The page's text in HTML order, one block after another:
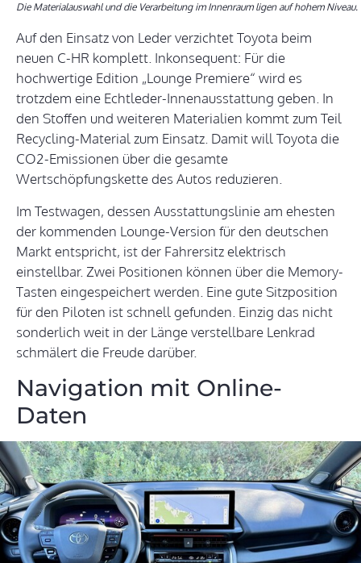
Die Materialauswahl und die Verarbeitung im Innenraum ligen auf hohem Niveau.
Auf den Einsatz von Leder verzichtet Toyota beim
neuen C-HR komplett. Inkonsequent: Für die
hochwertige Edition „Lounge Premiere“ wird es
trotzdem eine Echtleder-Innenausstattung geben. In
den Stoffen und weiteren Materialien kommt zum Teil
Recycling-Material zum Einsatz. Damit will Toyota die
CO2-Emissionen über die gesamte
Wertschöpfungskette des Autos reduzieren.
Im Testwagen, dessen Ausstattungslinie am ehesten
der kommenden Lounge-Version für den deutschen
Markt entspricht, ist der Fahrersitz elektrisch
einstellbar. Zwei Positionen können über die Memory-
Tasten eingespeichert werden. Eine gute Sitzposition
für den Piloten ist schnell gefunden. Einzig das nicht
sonderlich weit in der Länge verstellbare Lenkrad
schmälert die Freude darüber.
Navigation mit Online-
Daten